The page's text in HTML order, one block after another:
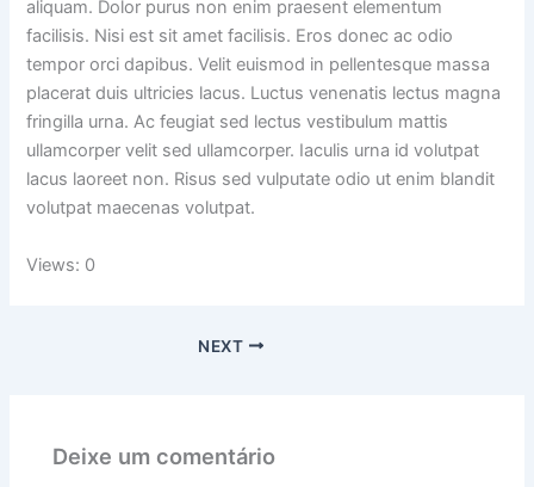
aliquam. Dolor purus non enim praesent elementum
facilisis. Nisi est sit amet facilisis. Eros donec ac odio
tempor orci dapibus. Velit euismod in pellentesque massa
placerat duis ultricies lacus. Luctus venenatis lectus magna
fringilla urna. Ac feugiat sed lectus vestibulum mattis
ullamcorper velit sed ullamcorper. Iaculis urna id volutpat
lacus laoreet non. Risus sed vulputate odio ut enim blandit
volutpat maecenas volutpat.
Views: 0
NEXT
Deixe um comentário